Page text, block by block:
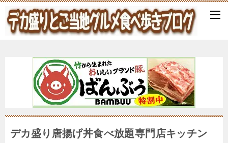
デカ盛り唐揚げ丼食べ放題専門店キッチン